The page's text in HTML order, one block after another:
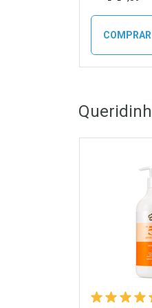
COMPRAR
Por